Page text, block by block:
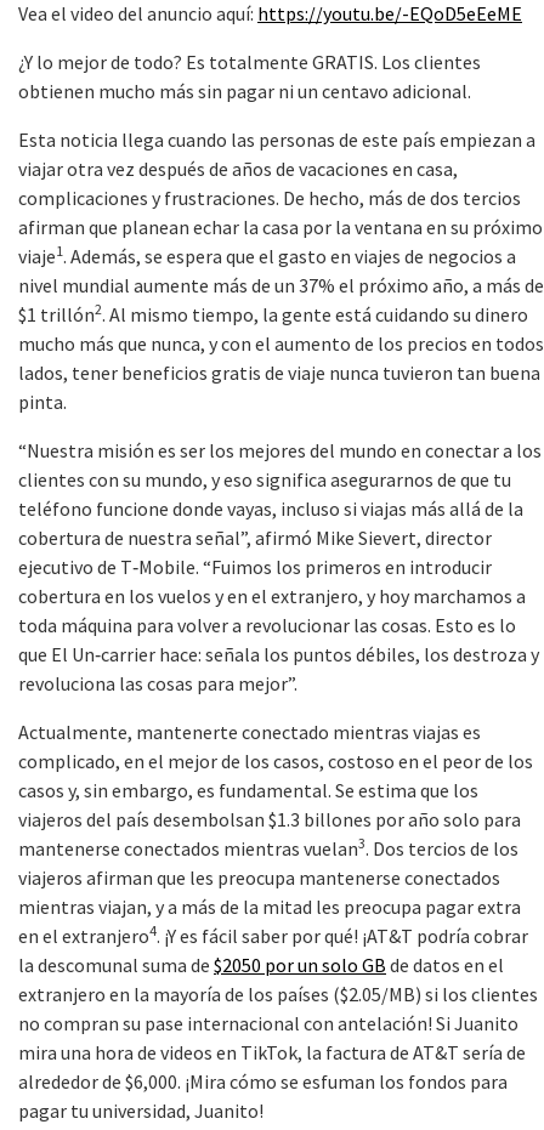
Vea el video del anuncio aquí: https://youtu.be/-EQoD5eEeME
¿Y lo mejor de todo? Es totalmente GRATIS. Los clientes
obtienen mucho más sin pagar ni un centavo adicional.
Esta noticia llega cuando las personas de este país empiezan a
viajar otra vez después de años de vacaciones en casa,
complicaciones y frustraciones. De hecho, más de dos tercios
afirman que planean echar la casa por la ventana en su próximo
viaje1. Además, se espera que el gasto en viajes de negocios a
nivel mundial aumente más de un 37% el próximo año, a más de
$1 trillón2. Al mismo tiempo, la gente está cuidando su dinero
mucho más que nunca, y con el aumento de los precios en todos
lados, tener beneficios gratis de viaje nunca tuvieron tan buena
pinta.
“Nuestra misión es ser los mejores del mundo en conectar a los
clientes con su mundo, y eso significa asegurarnos de que tu
teléfono funcione donde vayas, incluso si viajas más allá de la
cobertura de nuestra señal”, afirmó Mike Sievert, director
ejecutivo de T‑Mobile. “Fuimos los primeros en introducir
cobertura en los vuelos y en el extranjero, y hoy marchamos a
toda máquina para volver a revolucionar las cosas. Esto es lo
que El Un‑carrier hace: señala los puntos débiles, los destroza y
revoluciona las cosas para mejor”.
Actualmente, mantenerte conectado mientras viajas es
complicado, en el mejor de los casos, costoso en el peor de los
casos y, sin embargo, es fundamental. Se estima que los
viajeros del país desembolsan $1.3 billones por año solo para
mantenerse conectados mientras vuelan3. Dos tercios de los
viajeros afirman que les preocupa mantenerse conectados
mientras viajan, y a más de la mitad les preocupa pagar extra
en el extranjero4. ¡Y es fácil saber por qué! ¡AT&T podría cobrar
la descomunal suma de $2050 por un solo GB de datos en el
extranjero en la mayoría de los países ($2.05/MB) si los clientes
no compran su pase internacional con antelación! Si Juanito
mira una hora de videos en TikTok, la factura de AT&T sería de
alrededor de $6,000. ¡Mira cómo se esfuman los fondos para
pagar tu universidad, Juanito!